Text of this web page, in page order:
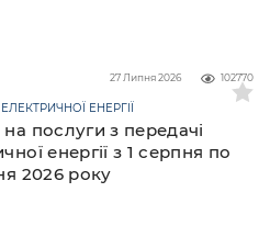
102770
27 Липня 2026
послуги з передачі
енергії з 1 серпня по
2026 року
ЕНЕРГІЇ